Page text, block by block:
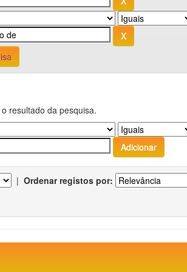
resultado da pesquisa.
| Ordenar registos por: